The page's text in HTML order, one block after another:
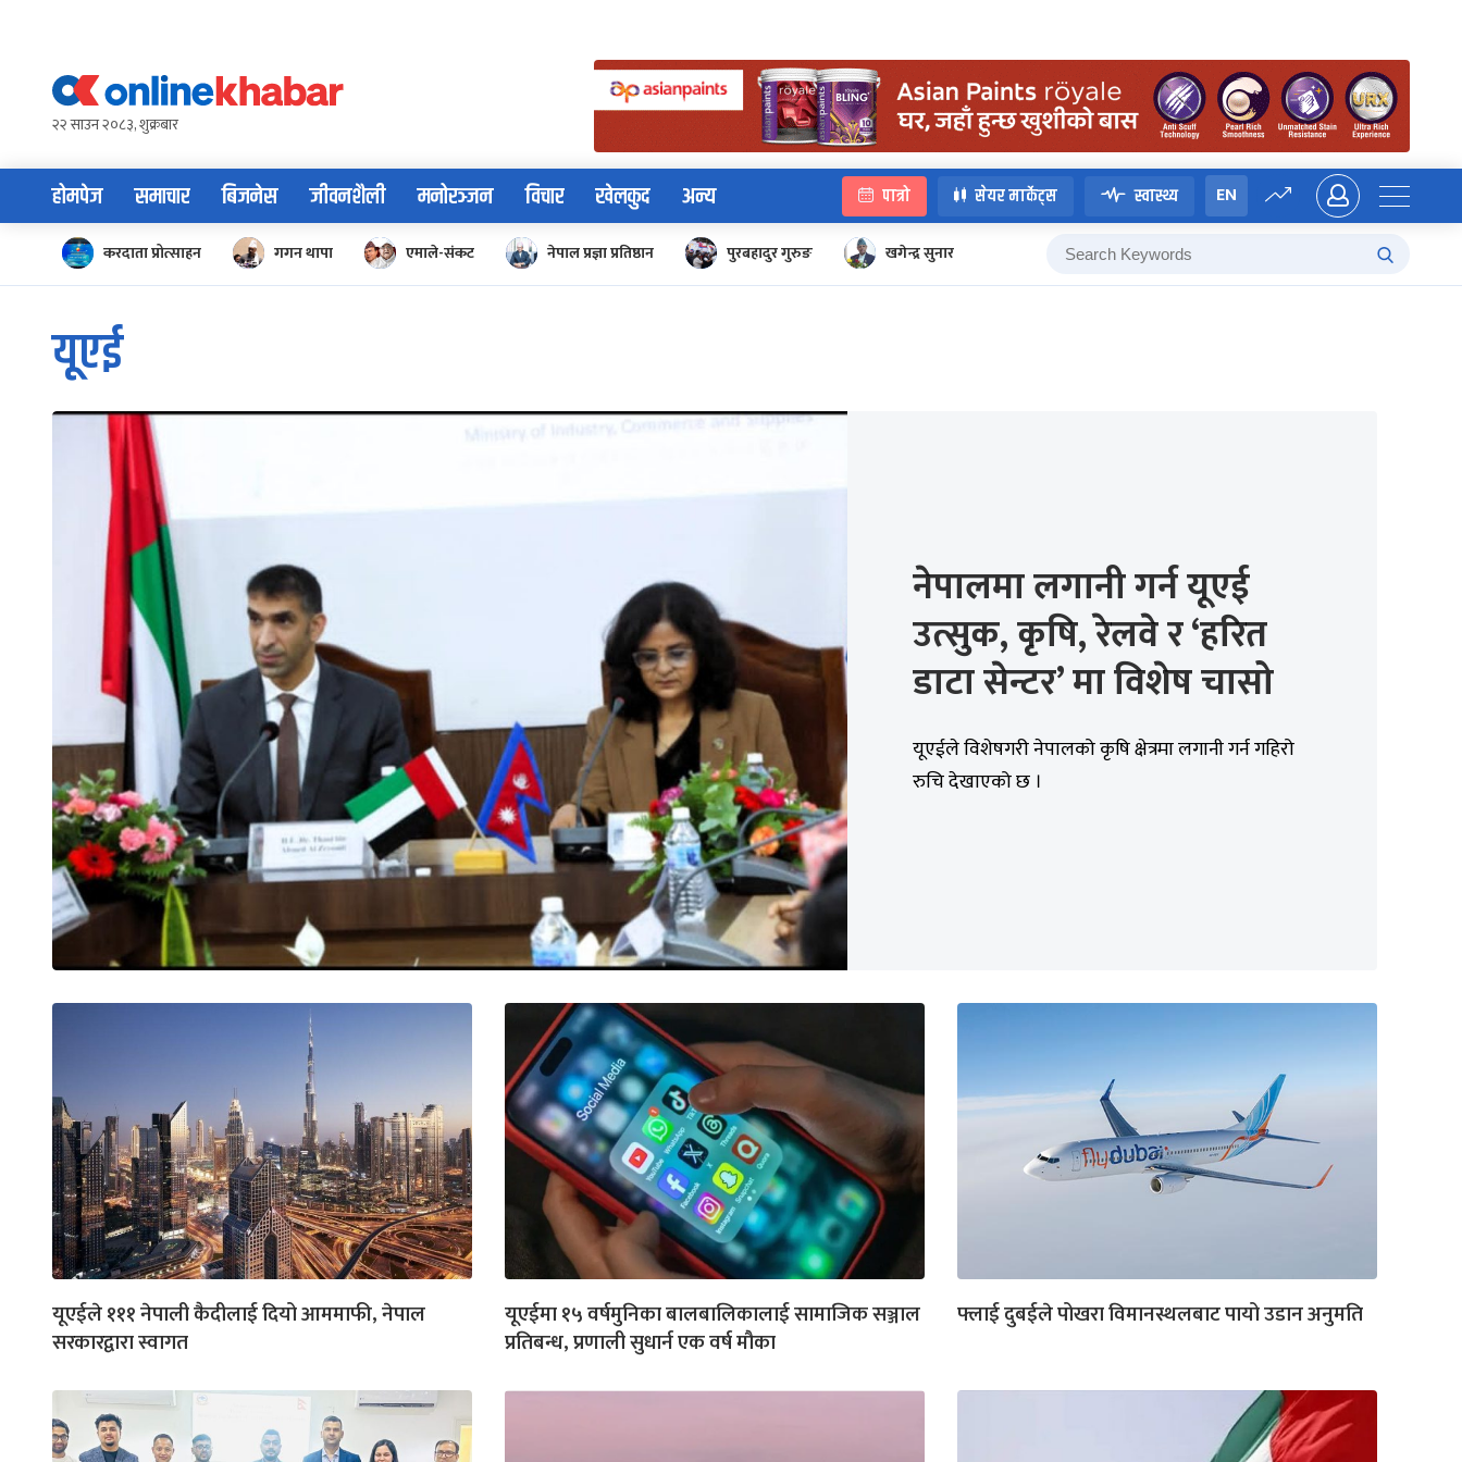
content२२ साउन २०८३, शुक्रबार
होमपेज समाचार बिजनेस जीवनशैली मनोरञ्जन विचार खेलकुद अन्य पात्रो सेयर मार्केट्स स्वास्थ्य EN
करदाता प्रोत्साहन गगन थापा एमाले-संकट नेपाल प्रज्ञा प्रतिष्ठान पुरबहादुर गुरुङ खगेन्द्र सुनार
यूएई
नेपालमा लगानी गर्न यूएई
उत्सुक, कृषि, रेलवे र ‘हरित
डाटा सेन्टर’ मा विशेष चासो
यूएईले विशेषगरी नेपालको कृषि क्षेत्रमा लगानी गर्न गहिरो
रुचि देखाएको छ ।
यूएईले १११ नेपाली कैदीलाई दियो आममाफी, नेपाल
सरकारद्वारा स्वागत
यूएईमा १५ वर्षमुनिका बालबालिकालाई सामाजिक सञ्जाल
प्रतिबन्ध, प्रणाली सुधार्न एक वर्ष मौका
फ्लाई दुबईले पोखरा विमानस्थलबाट पायो उडान अनुमति